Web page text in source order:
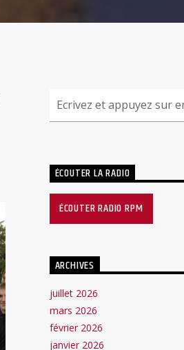
ÉCOUTER LA RADIO
ÉCOUTER RADIO RPM
ARCHIVES
juillet 2026
mars 2026
février 2026
janvier 2026